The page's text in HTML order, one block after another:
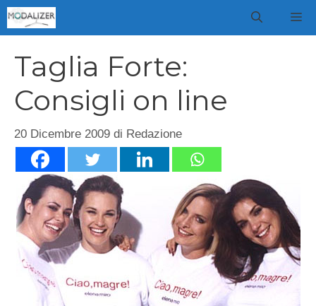
Vai
al
Taglia Forte:
Consigli on line
20 Dicembre 2009 di Redazione